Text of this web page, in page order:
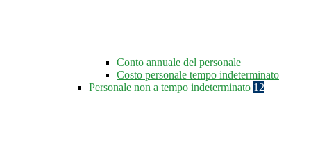
Conto annuale del personale
Costo personale tempo indeterminato
Personale non a tempo indeterminato 12